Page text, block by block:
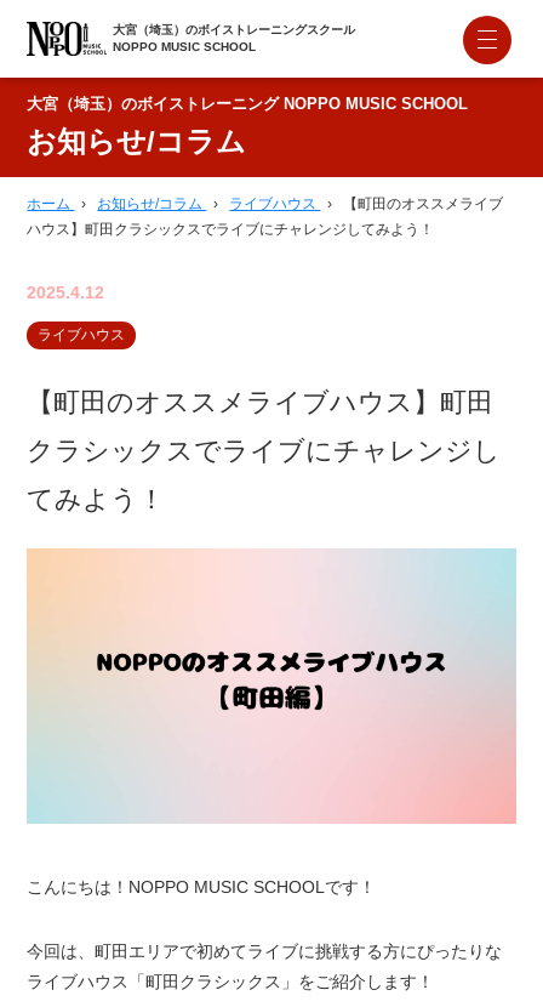
大宮（埼玉）のボイストレーニングスクール
NOPPO MUSIC SCHOOL
大宮（埼玉）のボイストレーニング NOPPO MUSIC SCHOOL
お知らせ/コラム
ホーム › お知らせ/コラム › ライブハウス ›
【町田のオススメライブ
ハウス】町田クラシックスでライブにチャレンジしてみよう！
2025.4.12
ライブハウス
【町田のオススメライブハウス】町田
クラシックスでライブにチャレンジし
てみよう！
こんにちは！NOPPO MUSIC SCHOOLです！
今回は、町田エリアで初めてライブに挑戦する方にぴったりな
ライブハウス「町田クラシックス」をご紹介します！